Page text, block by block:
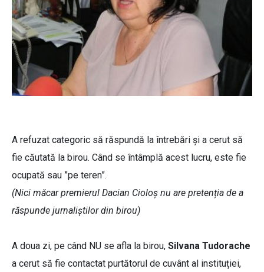
A refuzat categoric să răspundă la întrebări și a cerut să
fie căutată la birou. Când se întâmplă acest lucru, este fie
ocupată sau ”pe teren”.
(Nici măcar premierul Dacian Cioloș nu are pretenția de a
răspunde jurnaliștilor din birou)
A doua zi, pe când NU se afla la birou, Silvana Tudorache
a cerut să fie contactat purtătorul de cuvânt al instituției,